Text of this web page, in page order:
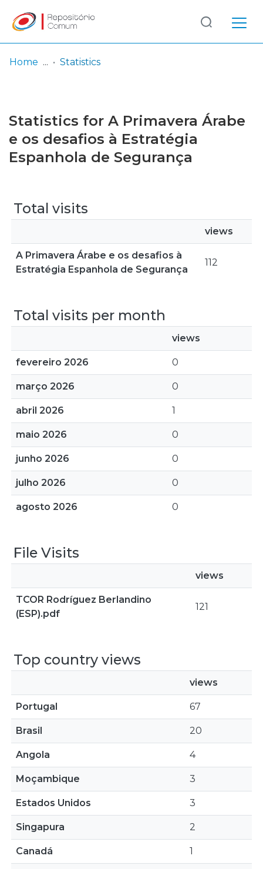
Browse repository
Entities
Log
In
(current)
Home Statistics
Statistics for A Primavera Árabe
e os desafios à Estratégia
Espanhola de Segurança
Total visits
views
A Primavera Árabe e os desafios à
Estratégia Espanhola de Segurança
112
Total visits per month
views
fevereiro 2026 0
março 2026 0
abril 2026 1
maio 2026 0
junho 2026 0
julho 2026 0
agosto 2026 0
File Visits
views
TCOR Rodríguez Berlandino
(ESP).pdf
121
Top country views
views
Portugal 67
Brasil 20
Angola 4
Moçambique 3
Estados Unidos 3
Singapura 2
Canadá 1